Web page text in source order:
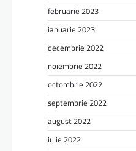
februarie 2023
ianuarie 2023
decembrie 2022
noiembrie 2022
octombrie 2022
septembrie 2022
august 2022
iulie 2022